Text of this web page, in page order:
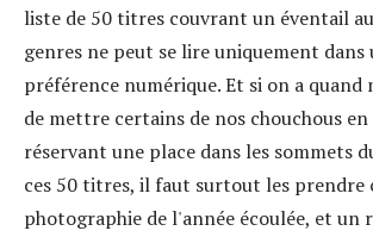
liste de 50 titres couvrant un éventail
genres ne peut se lire uniquement dans
préférence numérique. Et si on a quand
de mettre certains de nos chouchous
réservant une place dans les sommets
ces 50 titres, il faut surtout les prendre
photographie de l'année écoulée, et un